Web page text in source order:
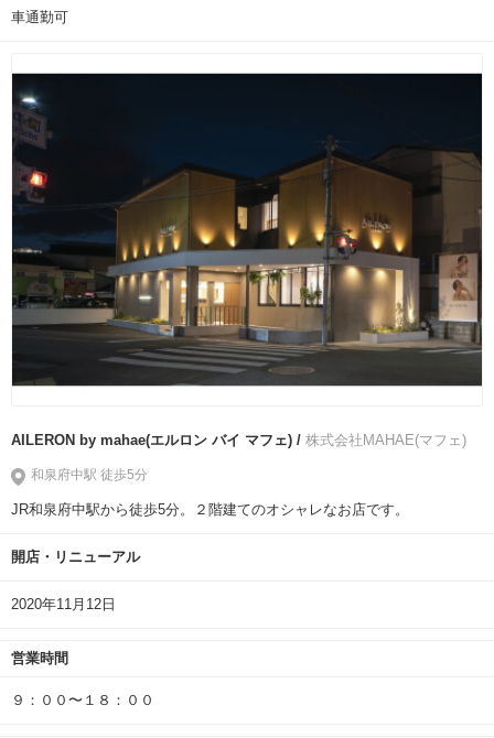
車通勤可
AILERON by mahae(エルロン バイ マフェ) / 株式会社MAHAE(マフェ)
和泉府中駅 徒歩5分
JR和泉府中駅から徒歩5分。２階建てのオシャレなお店です。
開店・リニューアル
2020年11月12日
営業時間
９：００〜１８：００